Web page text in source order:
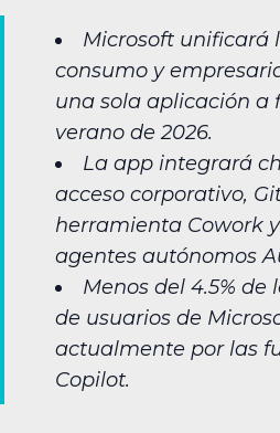
Microsoft unificará
consumo y
una sola aplicación a
verano de 2026.
La app integrará
acceso corporativo,
herramienta Cowork
agentes autónomos
Menos del 4.5% de
de usuarios de
actualmente por las
Copilot.